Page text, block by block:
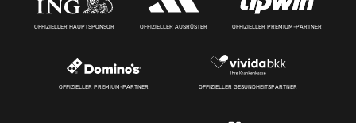
OFFIZIELLER HAUPTSPONSOR OFFIZIELLER AUSRÜSTER OFFIZIELLER PREMIUM-PARTNER
OFFIZIELLER PREMIUM-PARTNER OFFIZIELLER GESUNDHEITSPARTNER